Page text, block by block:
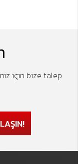
için bize talep